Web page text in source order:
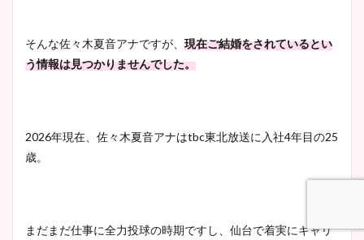
池谷実悠アナのメガネ画像が
かわいい！カップや水着姿も
wikiプロフもチェック！
プ画像まとめ！同期や実家に
そんな佐々木夏音アナですが、 現在ご結婚をされているとい
う情報は見つかりませんでした。
2026年現在、佐々木夏音アナはtbc東北放送に入社4年目の25
歳。
まだまだ仕事に全力投球の時期ですし、仙台で着実にキャリ